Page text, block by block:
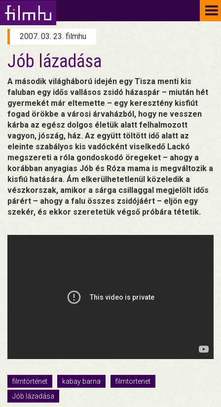
2007. 03. 23. filmhu
Jób lázadása
A második világháború idején egy Tisza menti kis
faluban egy idős vallásos zsidó házaspár – miután hét
gyermekét már eltemette – egy keresztény kisfiút
fogad örökbe a városi árvaházból, hogy ne vesszen
kárba az egész dolgos életük alatt felhalmozott
vagyon, jószág, ház. Az együtt töltött idő alatt az
eleinte szabályos kis vadócként viselkedő Lackó
megszereti a róla gondoskodó öregeket – ahogy a
korábban anyagias Jób és Róza mama is megváltozik a
kisfiú hatására. Ám elkerülhetetlenül közeledik a
vészkorszak, amikor a sárga csillaggal megjelölt idős
párért – ahogy a falu összes zsidójáért – eljön egy
szekér, és ekkor szeretetük végső próbára tétetik.
filmtörténet kabay barna
filmtortenet
Jób lázadása